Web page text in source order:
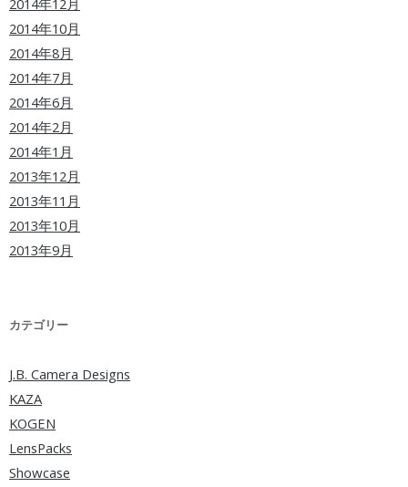
2014年12月
2014年10月
2014年8月
2014年7月
2014年6月
2014年2月
2014年1月
2013年12月
2013年11月
2013年10月
2013年9月
カテゴリー
J.B. Camera Designs
KAZA
KOGEN
LensPacks
Showcase